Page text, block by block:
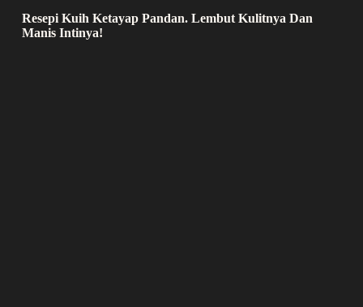
Resepi Kuih Ketayap Pandan. Lembut Kulitnya Dan
Manis Intinya!